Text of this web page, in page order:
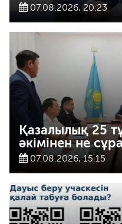
07.08.2026, 20:23
Қазалылық 25
әкімінен не
07.08.2026, 15:15